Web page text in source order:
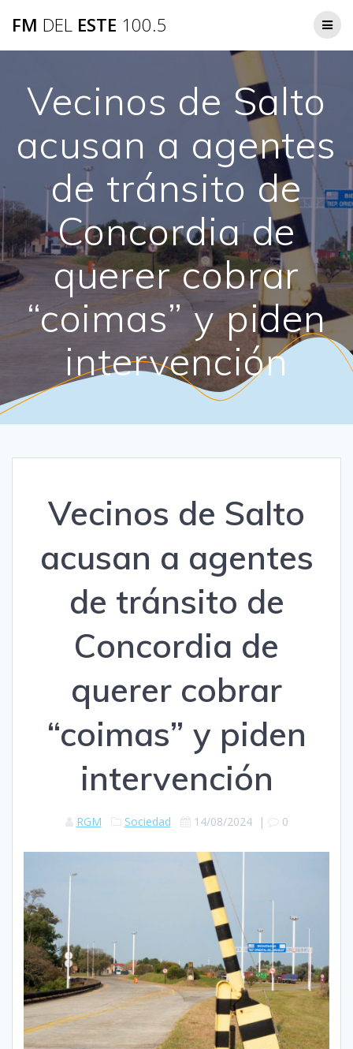
FM DEL ESTE 100.5
Vecinos de Salto
acusan a agentes
de tránsito de
Concordia de
querer cobrar
“coimas” y piden
intervención
Vecinos de Salto
acusan a agentes
de tránsito de
Concordia de
querer cobrar
“coimas” y piden
intervención
RGM Sociedad 14/08/2024| 0